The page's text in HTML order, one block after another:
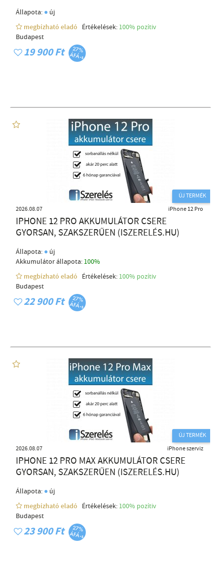
Állapota: ● új
megbízható eladó
Értékelések: 100% pozítiv
Budapest
19 900 Ft
ÚJ TERMÉK
2026.08.07
iPhone 12 Pro
IPHONE 12 PRO AKKUMULÁTOR CSERE
GYORSAN, SZAKSZERŰEN (ISZERELÉS.HU)
Állapota: ● új
Akkumulátor állapota: 100%
megbízható eladó
Értékelések: 100% pozítiv
Budapest
22 900 Ft
ÚJ TERMÉK
2026.08.07
iPhone szerviz
IPHONE 12 PRO MAX AKKUMULÁTOR CSERE
GYORSAN, SZAKSZERŰEN (ISZERELÉS.HU)
Állapota: ● új
megbízható eladó
Értékelések: 100% pozítiv
Budapest
23 900 Ft